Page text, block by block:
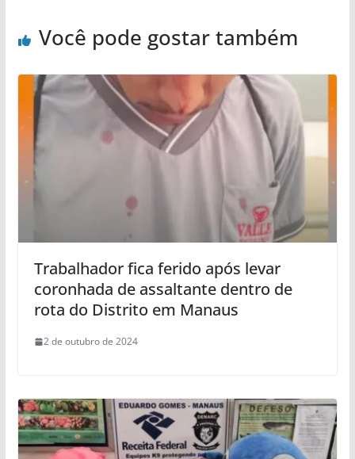
Você pode gostar também
Trabalhador fica ferido após levar
coronhada de assaltante dentro de
rota do Distrito em Manaus
2 de outubro de 2024